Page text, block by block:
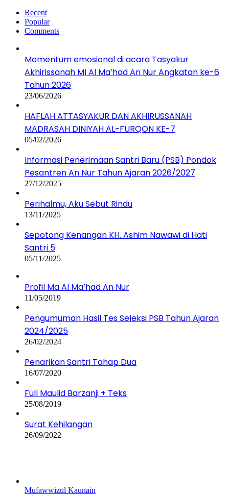
Recent
Popular
Comments
Momentum emosional di acara Tasyakur
Akhirissanah MI Al Ma’had An Nur Angkatan ke-6
Tahun 2026
23/06/2026
HAFLAH ATTASYAKUR DAN AKHIRUSSANAH
MADRASAH DINIYAH AL-FURQON KE-7
05/02/2026
Informasi Penerimaan Santri Baru (PSB) Pondok
Pesantren An Nur Tahun Ajaran 2026/2027
27/12/2025
Perihalmu, Aku Sebut Rindu
13/11/2025
Sepotong Kenangan KH. Ashim Nawawi di Hati
Santri 5
05/11/2025
Profil Ma Al Ma’had An Nur
11/05/2019
Pengumuman Hasil Tes Seleksi PSB Tahun Ajaran
2024/2025
26/02/2024
Penarikan Santri Tahap Dua
16/07/2020
Full Maulid Barzanji + Teks
25/08/2019
Surat Kehilangan
26/09/2022
Mufawwizul Kaunain